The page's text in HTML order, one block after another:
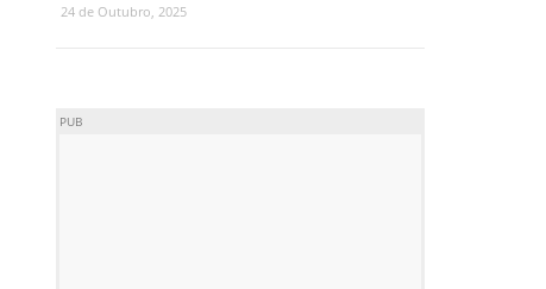
24 de Outubro, 2025
PUB